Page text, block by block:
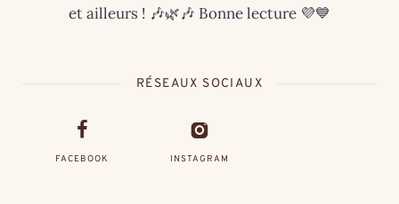
et ailleurs ! 🎶🌿🎶 Bonne lecture 💜💙
RÉSEAUX SOCIAUX
FACEBOOK INSTAGRAM